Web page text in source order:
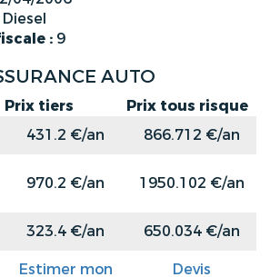
Diesel
: 9
AUTO
Prix tiers
Prix tous risque
431.2 €/an
866.712 €/an
970.2 €/an 1950.102 €/an
323.4 €/an 650.034 €/an
Estimer mon
Devis